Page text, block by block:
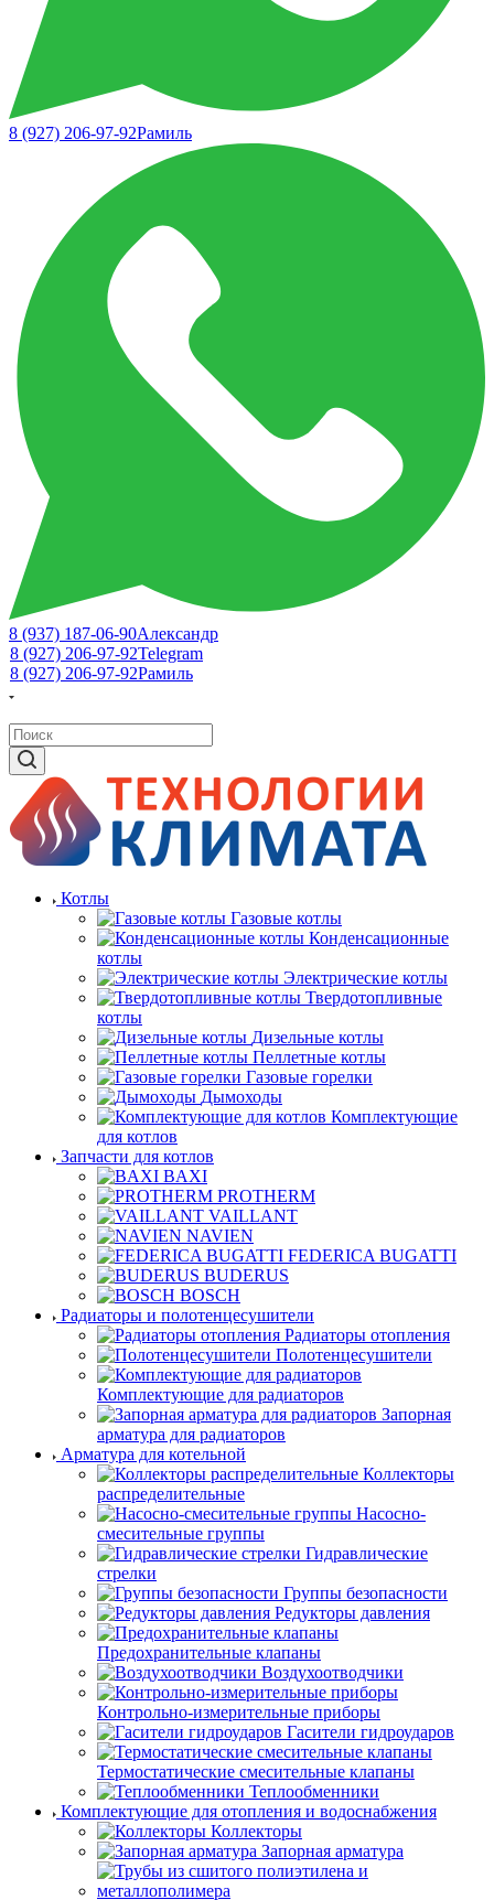
8 (927) 206-97-92Рамиль
8 (937) 187-06-90Александр
8 (927) 206-97-92Telegram
8 (927) 206-97-92Рамиль
Котлы
Газовые котлы
Конденсационные
котлы
Электрические котлы
Твердотопливные
котлы
Дизельные котлы
Пеллетные котлы
Газовые горелки
Дымоходы
Комплектующие
для котлов
Запчасти для котлов
BAXI
PROTHERM
VAILLANT
NAVIEN
FEDERICA BUGATTI
BUDERUS
BOSCH
Радиаторы и полотенцесушители
Радиаторы отопления
Полотенцесушители
Комплектующие для радиаторов
Запорная
арматура для радиаторов
Арматура для котельной
Коллекторы
распределительные
Насосно-
смесительные группы
Гидравлические
стрелки
Группы безопасности
Редукторы давления
Предохранительные клапаны
Воздухоотводчики
Контрольно-измерительные приборы
Гасители гидроударов
Термостатические смесительные клапаны
Теплообменники
Комплектующие для отопления и водоснабжения
Коллекторы
Запорная арматура